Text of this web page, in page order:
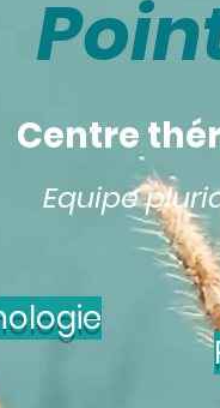
Centre
Equipe